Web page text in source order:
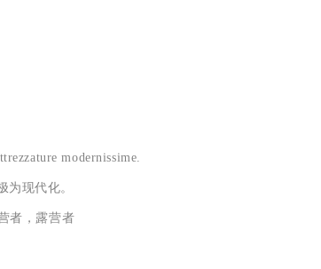
modernissime.
为现代化。
者，露营者